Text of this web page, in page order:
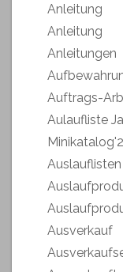
Anleitung
Anleitung
Anleitungen
Auftrags-
Aulaufliste
Ausverkauf